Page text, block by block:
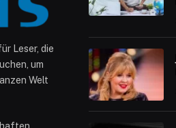
Leser, die
um
Welt